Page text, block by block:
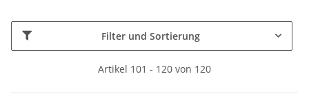
Filter und Sortierung
Artikel 101 - 120 von 120